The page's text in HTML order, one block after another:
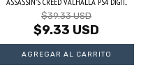
$39.33 USD
$9.33 USD